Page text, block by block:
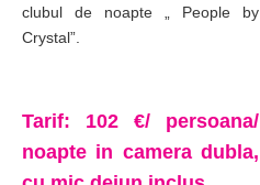
clubul de noapte „ People by
Crystal”.
Tarif: 102 €/ persoana/
noapte in camera dubla,